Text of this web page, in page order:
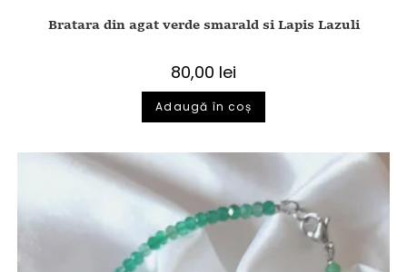
Bratara din agat verde smarald si Lapis Lazuli
80,00 lei
Adaugă în coș